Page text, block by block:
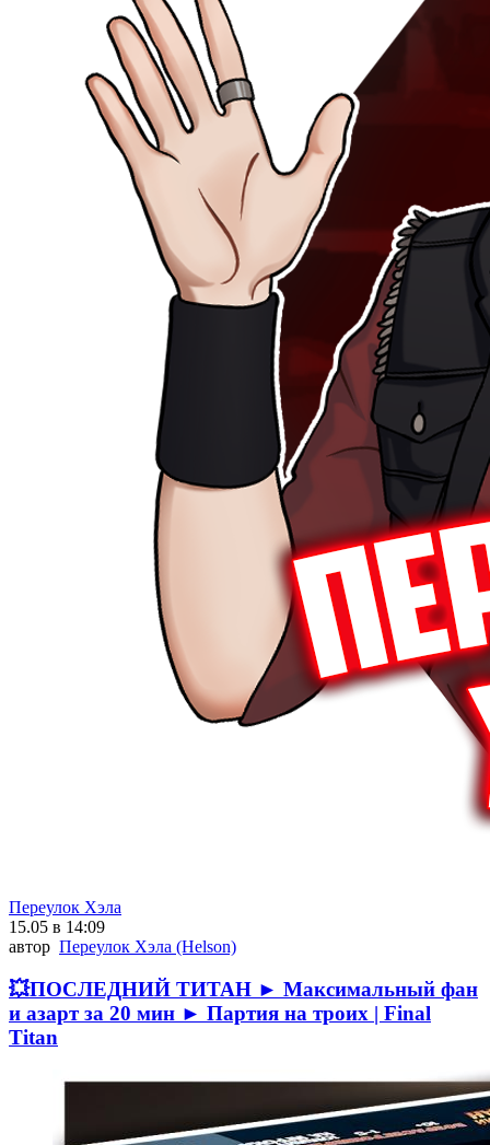
Переулок Хэла
15.05 в 14:09
автор Переулок Хэла (Helson)
💥ПОСЛЕДНИЙ ТИТАН ► Максимальный фан
и азарт за 20 мин ► Партия на троих | Final
Titan